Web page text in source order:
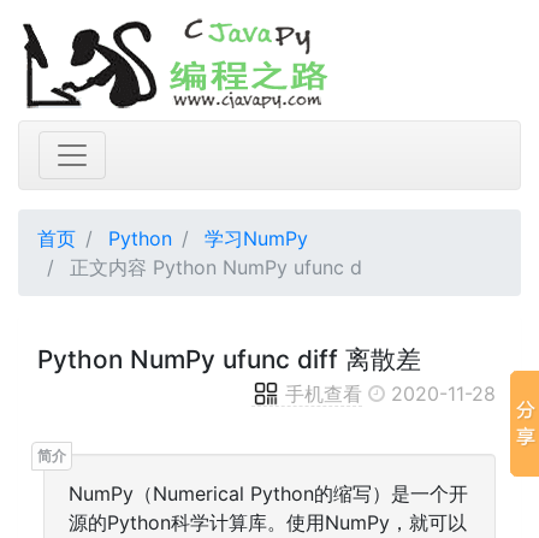
首页 Python
学习NumPy
正文内容 Python NumPy ufunc d
Python NumPy ufunc diff 离散差
手机查看 2020-11-28
NumPy（Numerical Python的缩写）是一个开
源的Python科学计算库。使用NumPy，就可以